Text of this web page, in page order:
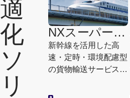
適
化
ソ
リ
経営を支援します。
NXスーパーエ
クスプレスカ
ーゴ
新幹線を活用した高
速・定時・環境配慮型
の貨物輸送サービスで
医療機器・緊急保守パ